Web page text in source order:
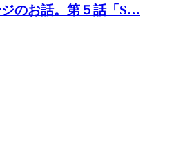
のお話。第５話「S…